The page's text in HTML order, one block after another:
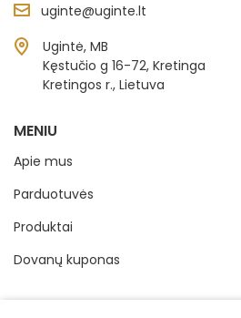
uginte@uginte.lt
Ugintė, MB
Kęstučio g 16-72, Kretinga
Kretingos r., Lietuva
MENIU
Apie mus
Parduotuvės
Produktai
Dovanų kuponas
INFORMACIJA